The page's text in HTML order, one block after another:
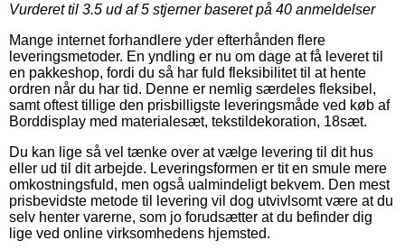
Vurderet til 3.5 ud af 5 stjerner baseret på 40 anmeldelser
Mange internet forhandlere yder efterhånden flere
leveringsmetoder. En yndling er nu om dage at få leveret til
en pakkeshop, fordi du så har fuld fleksibilitet til at hente
ordren når du har tid. Denne er nemlig særdeles fleksibel,
samt oftest tillige den prisbilligste leveringsmåde ved køb af
Borddisplay med materialesæt, tekstildekoration, 18sæt.
Du kan lige så vel tænke over at vælge levering til dit hus
eller ud til dit arbejde. Leveringsformen er tit en smule mere
omkostningsfuld, men også ualmindeligt bekvem. Den mest
prisbevidste metode til levering vil dog utvivlsomt være at du
selv henter varerne, som jo forudsætter at du befinder dig
lige ved online virksomhedens hjemsted.